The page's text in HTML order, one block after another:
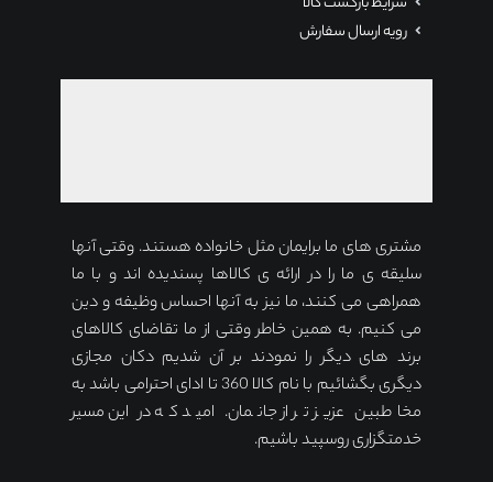
رویه ارسال سفارش
مشتری های ما برایمان مثل خانواده هستند. وقتی آنها
سلیقه ی ما را در ارائه ی کالاها پسندیده اند و با ما
همراهی می کنند، ما نیز به آنها احساس وظیفه و دین
می کنیم. به همین خاطر وقتی از ما تقاضای کالاهای
برند های دیگر را نمودند بر آن شدیم دکان مجازی
دیگری بگشائیم با نام کالا 360 تا ادای احترامی باشد به
مخاطبین عزیز تر از جانمان. امید که در این مسیر
خدمتگزاری روسپید باشیم.